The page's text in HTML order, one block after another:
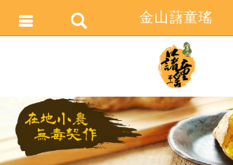
金山藷童瑤
會員登入
會員註冊
忘記密碼
訂單查詢
繁體中文